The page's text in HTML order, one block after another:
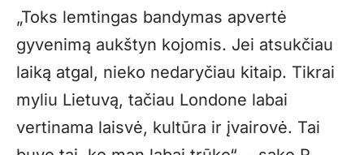
„Toks lemtingas bandymas apvertė
gyvenimą aukštyn kojomis. Jei atsukčiau
laiką atgal, nieko nedaryčiau kitaip. Tikrai
myliu Lietuvą, tačiau Londone labai
vertinama laisvė, kultūra ir įvairovė. Tai